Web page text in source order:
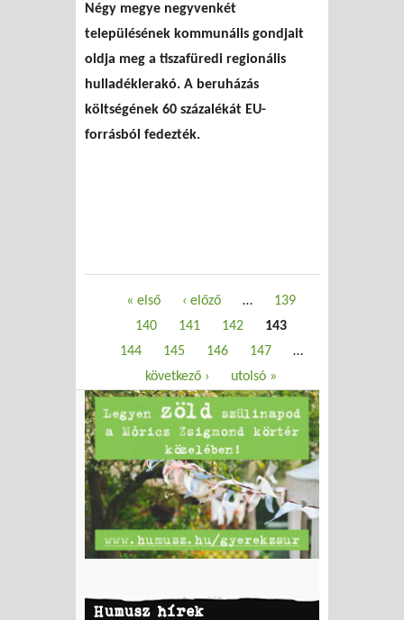
hulladéklerakót
Négy megye negyvenkét
településének kommunális gondjait
oldja meg a tiszafüredi regionális
hulladéklerakó. A beruházás
költségének 60 százalékát EU-
forrásból fedezték.
Oldalak« első ‹ előző …
139
140
141 142
143
144
145 146 147
…
következő ›
utolsó »
Humusz hírek